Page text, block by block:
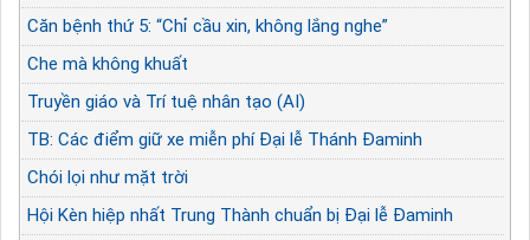
Căn bệnh thứ 5: “Chỉ cầu xin, không lắng nghe”
Che mà không khuất
Truyền giáo và Trí tuệ nhân tạo (AI)
TB: Các điểm giữ xe miễn phí Đại lễ Thánh Đaminh
Chói lọi như mặt trời
Hội Kèn hiệp nhất Trung Thành chuẩn bị Đại lễ Đaminh